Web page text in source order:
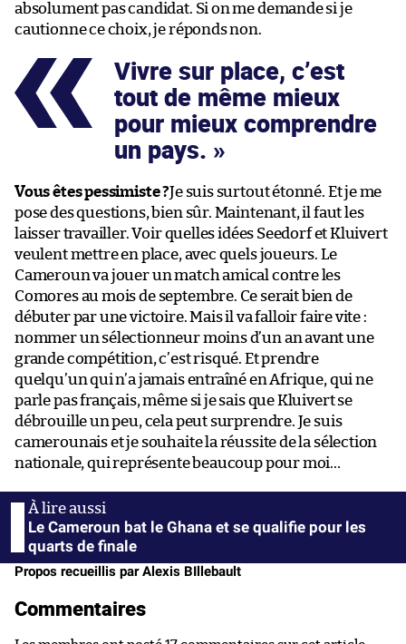
absolument pas candidat. Si on me demande si je
cautionne ce choix, je réponds non.
Vivre sur place, c’est
tout de même mieux
pour mieux comprendre
un pays.
Vous êtes pessimiste ?Je suis surtout étonné. Et je me
pose des questions, bien sûr. Maintenant, il faut les
laisser travailler. Voir quelles idées Seedorf et Kluivert
veulent mettre en place, avec quels joueurs. Le
Cameroun va jouer un match amical contre les
Comores au mois de septembre. Ce serait bien de
débuter par une victoire. Mais il va falloir faire vite :
nommer un sélectionneur moins d’un an avant une
grande compétition, c’est risqué. Et prendre
quelqu’un qui n’a jamais entraîné en Afrique, qui ne
parle pas français, même si je sais que Kluivert se
débrouille un peu, cela peut surprendre. Je suis
camerounais et je souhaite la réussite de la sélection
nationale, qui représente beaucoup pour moi…
Le Cameroun bat le Ghana et se qualifie pour les
quarts de finale
Propos recueillis par Alexis BIllebault
Commentaires